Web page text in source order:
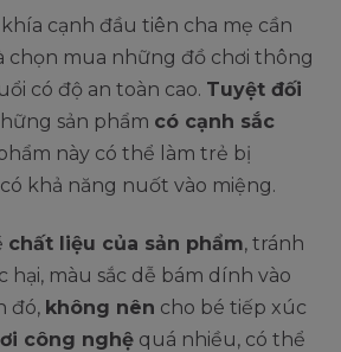
cạnh đầu tiên cha mẹ cần
chọn mua những đồ chơi thông
có độ an toàn cao. Tuyệt đối
sản phẩm có cạnh sắc
này có thể làm trẻ bị
khả năng nuốt vào miệng.
chất liệu của sản phẩm, tránh
hại, màu sắc dễ bám dính vào
đó, không nên cho bé tiếp xúc
công nghệ quá nhiều, có thể